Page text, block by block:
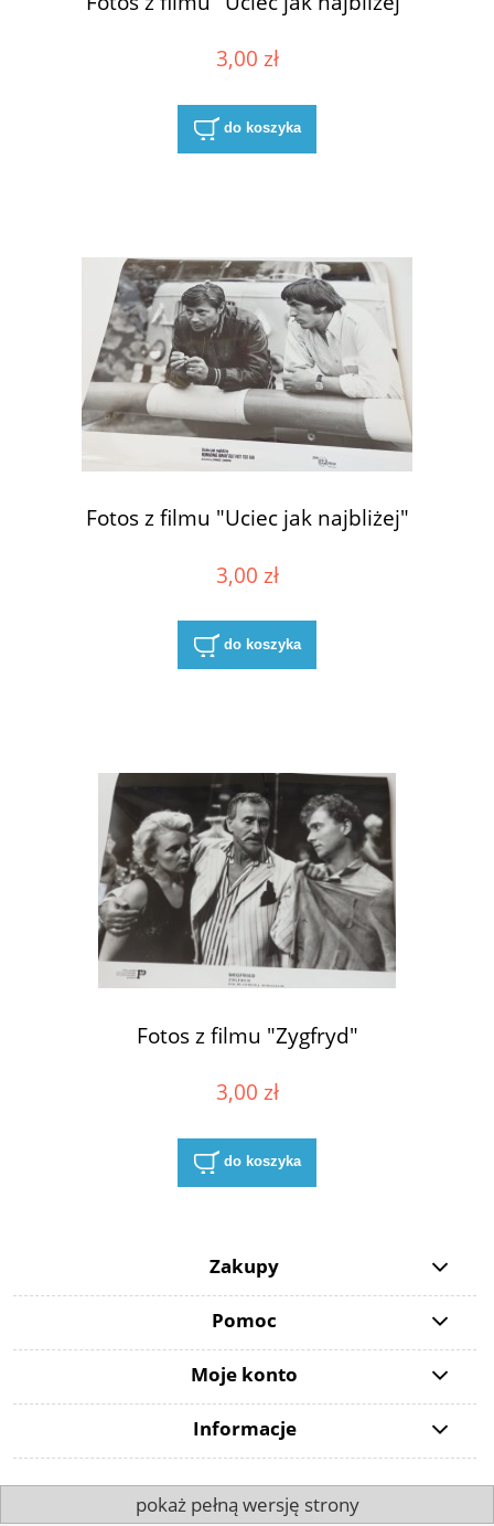
3,00 zł
do koszyka
Fotos z filmu "Uciec jak najbliżej"
3,00 zł
do koszyka
Fotos z filmu "Zygfryd"
3,00 zł
do koszyka
Zakupy
Pomoc
Moje konto
Informacje
pokaż pełną wersję strony